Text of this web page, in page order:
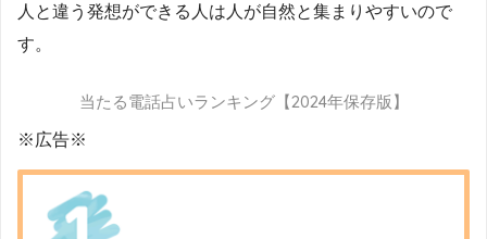
人と違う発想ができる人は人が自然と集まりやすいので
す。
当たる電話占いランキング【2024年保存版】
※広告※